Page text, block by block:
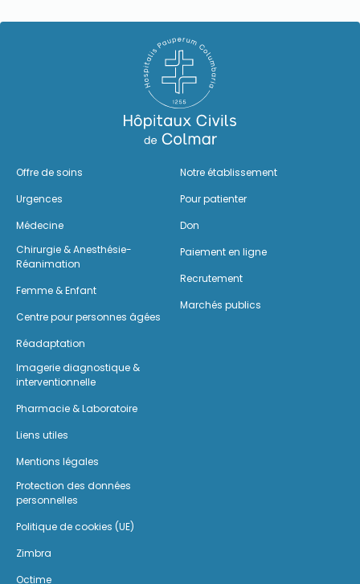
Offre de soins
Urgences
Médecine
Chirurgie & Anesthésie-
Réanimation
Femme & Enfant
Centre pour personnes âgées
Réadaptation
Imagerie diagnostique &
interventionnelle
Pharmacie & Laboratoire
Notre établissement
Pour patienter
Don
Paiement en ligne
Recrutement
Marchés publics
Liens utiles
Mentions légales
Protection des données
personnelles
Politique de cookies (UE)
Zimbra
Octime